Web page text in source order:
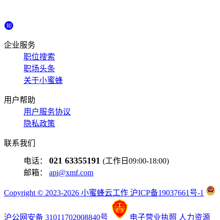
企业服务
职位搜索
职场头条
关于小蜜蜂
用户帮助
用户服务协议
隐私政策
联系我们
电话： 021 63355191 (工作日09:00-18:00)
邮箱： api@xmf.com
Copyright © 2023-2026 小蜜蜂云工作 沪ICP备19037661号-1
沪公网安备 31011702008840号 电子营业执照 人力资源